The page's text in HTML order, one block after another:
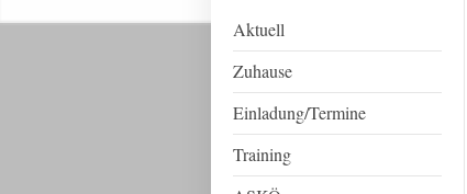
Aktuell
Zuhause
Einladung/Termine
Training